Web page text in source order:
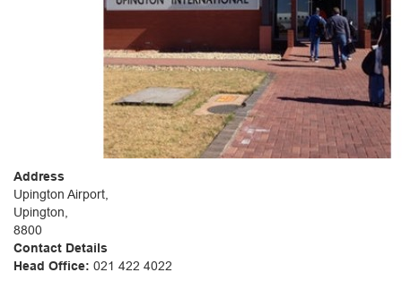
Address
Upington Airport,
Upington,
8800
Contact Details
Head Office: 021 422 4022